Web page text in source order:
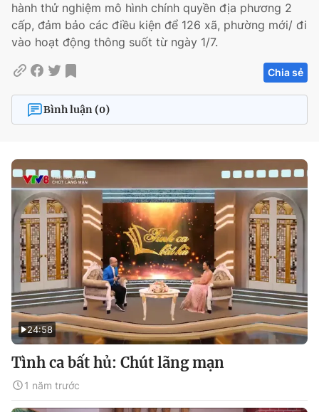
hành thử nghiệm mô hình chính quyền địa phương 2
cấp, đảm bảo các điều kiện để 126 xã, phường mới/ đi
vào hoạt động thông suốt từ ngày 1/7.
Chia sẻ
Bình luận (0)
24:58
Tình ca bất hủ: Chút lãng mạn
1 năm trước